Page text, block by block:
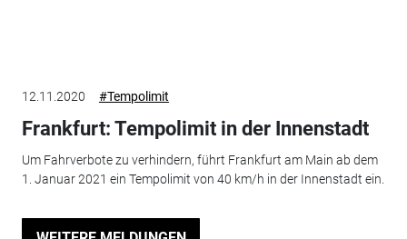
12.11.2020 #Tempolimit
Frankfurt: Tempolimit in der Innenstadt
Um Fahrverbote zu verhindern, führt Frankfurt am Main ab dem
1. Januar 2021 ein Tempolimit von 40 km/h in der Innenstadt ein.